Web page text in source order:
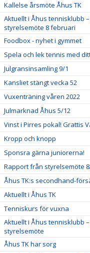
Kallelse årsmöte Åhus TK
Aktuellt i Åhus tennisklubb
styrelsemöte 8 februari
Foodbox - nyhet i gymmet
Spela och lek tennis med
Julgransinsamling 9/1
Kansliet stängt vecka 52
Vuxenträning våren 2022
Julmarknad Åhus 5/12
Vinst i Pirres pokal! Grattis
Kropp och knopp
Sponsra gärna juniorerna!
Rapport från styrelsemöte
Åhus TK:s secondhand-
Aktuellt i Åhus TK
Tenniskurs för vuxna
Aktuellt i Åhus tennisklubb
styrelsemöte
Åhus TK har sorg